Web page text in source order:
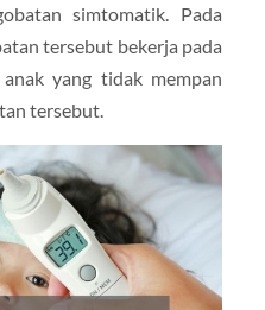
simtomatik. Pada
tersebut bekerja pada
yang tidak mempan
tersebut.